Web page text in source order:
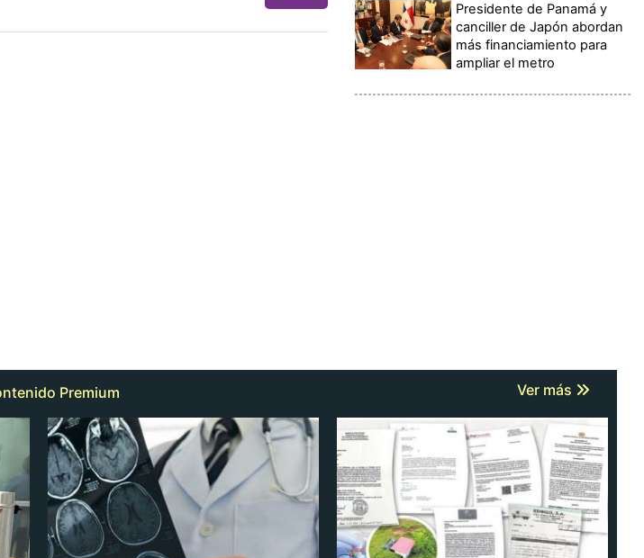
Presidente de Panamá y
canciller de Japón abordan
más financiamiento para
ampliar el metro
Premium Ver más